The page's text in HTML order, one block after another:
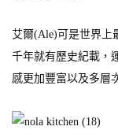
艾爾(Ale)可是世界上
千年就有歷史紀載，
感更加豐富以及多層